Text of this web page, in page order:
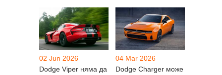
02 Jun 2026
Dodge Viper няма да
04 Mar 2026
Dodge Charger може